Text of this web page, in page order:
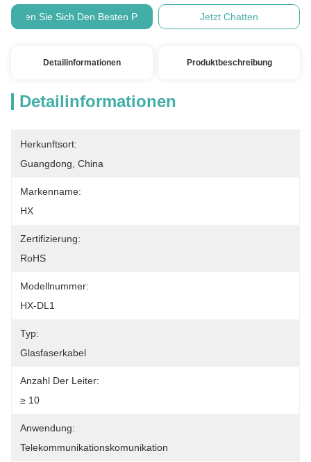
Holen Sie Sich Den Besten Preis Jetzt Chatten
Detailinformationen Produktbeschreibung
Detailinformationen
Herkunftsort:
Guangdong, China
Markenname:
HX
Zertifizierung:
RoHS
Modellnummer:
HX-DL1
Typ:
Glasfaserkabel
Anzahl Der Leiter:
≥ 10
Anwendung:
Telekommunikationskomunikation